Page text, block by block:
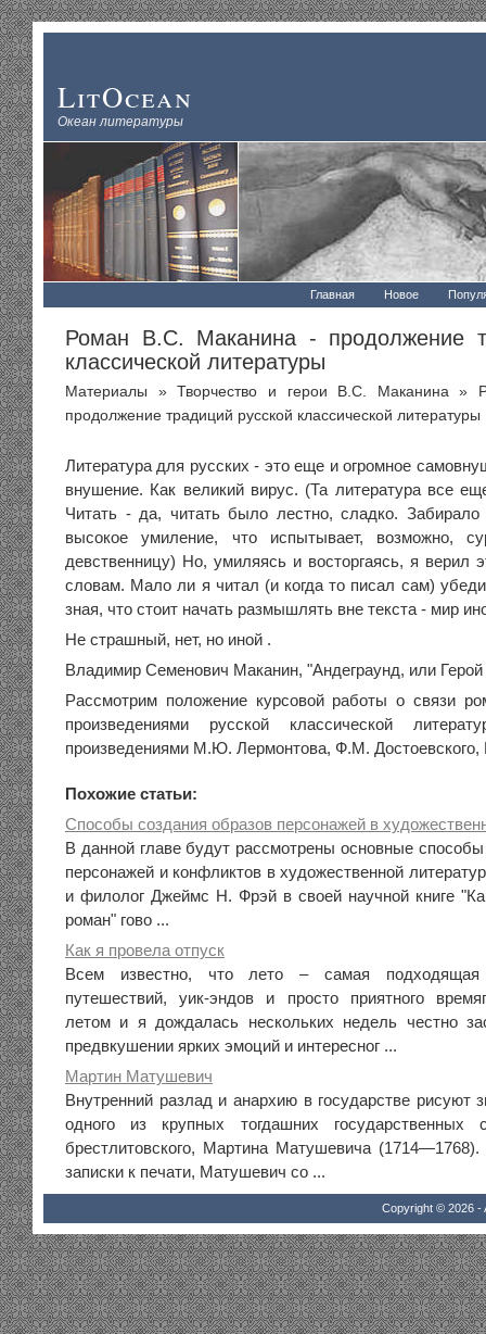
LitOcean
Океан литературы
Главная Новое
Роман В.С. Маканина - продолжение
классической литературы
Материалы »Творчество и герои В.С. Маканина»
продолжение традиций русской классической литературы
Литература для русских - это еще и огромное
внушение. Как великий вирус. (Та литература все
Читать - да, читать было лестно, сладко.
высокое умиление, что испытывает, возможно,
девственницу) Но, умиляясь и восторгаясь, я верил
словам. Мало ли я читал (и когда то писал сам)
зная, что стоит начать размышлять вне текста - мир
Не страшный, нет, но иной .
Владимир Семенович Маканин, "Андеграунд, или
Рассмотрим положение курсовой работы о связи
произведениями русской классической
произведениями М.Ю. Лермонтова, Ф.М. Достоевского,
Похожие статьи:
Способы создания образов персонажей в
В данной главе будут рассмотрены основные способы
персонажей и конфликтов в художественной
и филолог Джеймс Н. Фрэй в своей научной книге
роман" гово ...
Как я провела отпуск
Всем известно, что лето – самая
путешествий, уик-эндов и просто приятного
летом и я дождалась нескольких недель честно
предвкушении ярких эмоций и интересног ...
Мартин Матушевич
Внутренний разлад и анархию в государстве рисуют
одного из крупных тогдашних государственных
брестлитовского, Мартина Матушевича
записки к печати, Матушевич со ...
Copyright © 2026 -